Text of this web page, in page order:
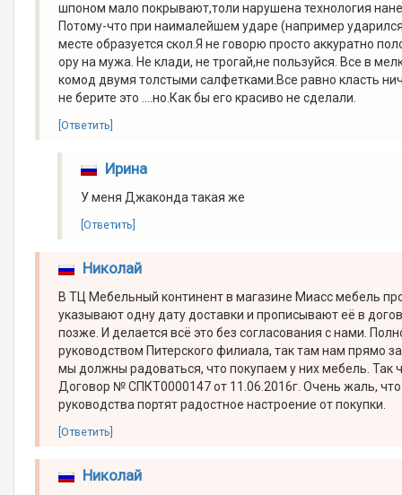
шпоном мало покрывают,толи нарушена технология
Потому-что при наималейшем ударе (например
месте образуется скол.Я не говорю просто аккуратно
ору на мужа. Не клади, не трогай,не пользуйся. Все в
комод двумя толстыми салфетками.Все равно класть
не берите это ....но.Как бы его красиво не сделали.
[Ответить]
Ирина
У меня Джаконда такая же
[Ответить]
Николай
В ТЦ Мебельный континент в магазине Миасс мебель
указывают одну дату доставки и прописывают её в
позже. И делается всё это без согласования с нами.
руководством Питерского филиала, так там нам прямо
мы должны радоваться, что покупаем у них мебель. Так
Договор № СПКТ0000147 от 11.06.2016г. Очень жаль,
руководства портят радостное настроение от покупки.
[Ответить]
Николай